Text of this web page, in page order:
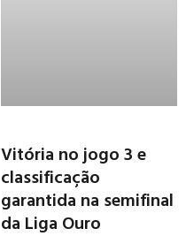
Vitória no jogo 3 e
classificação
garantida na semifinal
da Liga Ouro